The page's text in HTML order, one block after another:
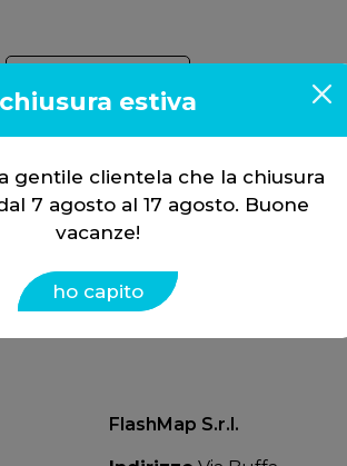
Diesel 115 hp
FlashMap S.r.l.
chiusura estiva
gentile clientela che la chiusura
7 agosto al 17 agosto. Buone
vacanze!
ho capito